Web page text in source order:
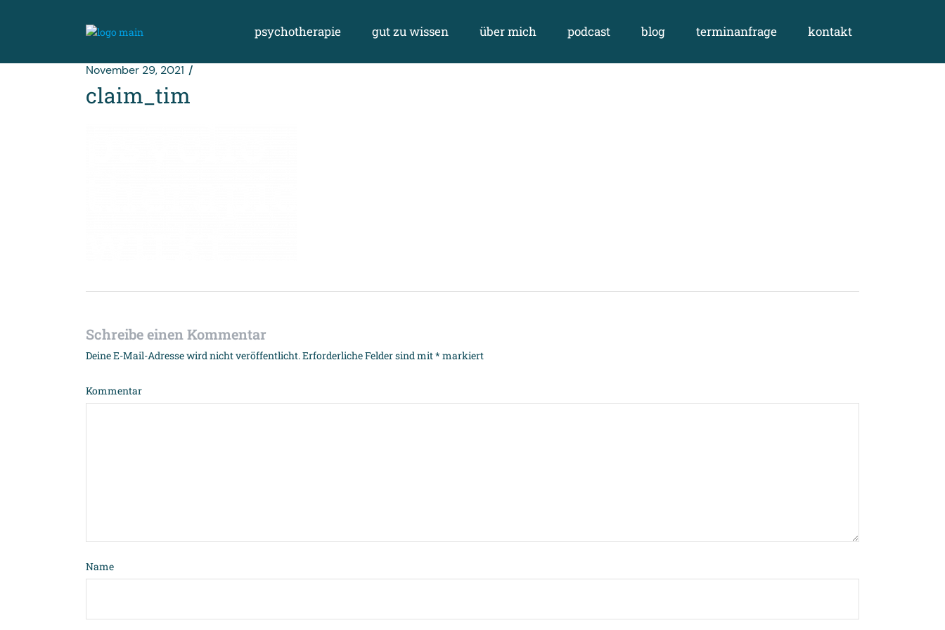
psychotherapie gut zu wissen über mich podcast blog terminanfrage kontakt
November 29, 2021
claim_tim
Schreibe einen Kommentar
Deine E-Mail-Adresse wird nicht veröffentlicht.Erforderliche Felder sind mit* markiert
Kommentar
Name